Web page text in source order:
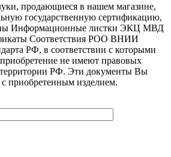
продающиеся в нашем магазине,
государственную сертификацию,
Информационные листки ЭКЦ МВД
Соответствия РОО ВНИИ
РФ, в соответствии с которыми
не имеют правовых
РФ. Эти документы Вы
с приобретенным изделием.